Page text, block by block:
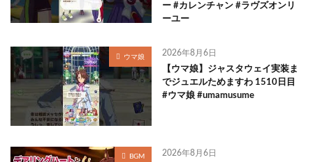
ー #カレンチャン #ラヴズオンリ
ーユー
ウマ娘 2026年8月6日
【ウマ娘】ジャスタウェイ実装ま
でジュエルためますわ 1510日目
#ウマ娘 #umamusume
BGM 2026年8月6日